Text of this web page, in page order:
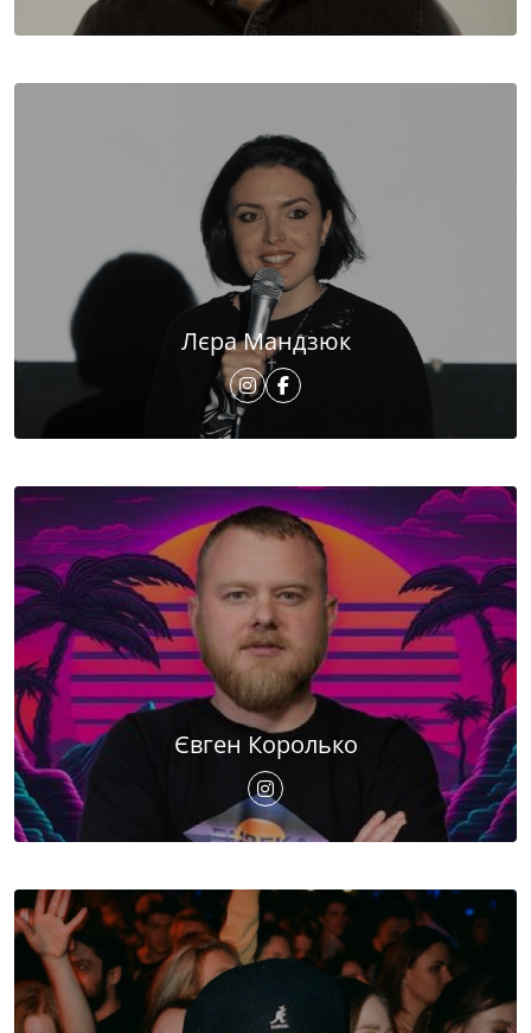
Лєра Мандзюк
Євген Королько